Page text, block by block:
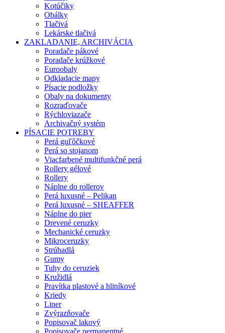
Kotúčiky
Obálky
Tlačivá
Lekárske tlačivá
ZAKLADANIE, ARCHIVÁCIA
Poradače pákové
Poradače krúžkové
Euroobaly
Odkladacie mapy
Písacie podložky
Obaly na dokumenty
Rozraďovače
Rýchloviazače
Archivačný systém
PÍSACIE POTREBY
Perá guľôčkové
Perá so stojanom
Viacfarbené multifunkčné perá
Rollery gélové
Rollery
Náplne do rollerov
Perá luxusné – Pelikan
Perá luxusné – SHEAFFER
Náplne do pier
Drevené ceruzky
Mechanické ceruzky
Mikroceruzky
Strúhadlá
Gumy
Tuhy do ceruziek
Kružidlá
Pravítka plastové a hliníkové
Kriedy
Liner
Zvýrazňovače
Popisovač lakový
Popisovače permanentné